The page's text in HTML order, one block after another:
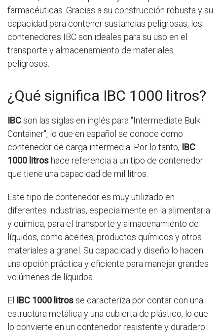
farmacéuticas. Gracias a su construcción robusta y su
capacidad para contener sustancias peligrosas, los
contenedores IBC son ideales para su uso en el
transporte y almacenamiento de materiales
peligrosos.
¿Qué significa IBC 1000 litros?
IBCson las siglas en inglés para "Intermediate Bulk
Container", lo que en español se conoce como
contenedor de carga intermedia. Por lo tanto, IBC
1000 litros hace referencia a un tipo de contenedor
que tiene una capacidad de mil litros.
Este tipo de contenedor es muy utilizado en
diferentes industrias, especialmente en la alimentaria
y química, para el transporte y almacenamiento de
líquidos, como aceites, productos químicos y otros
materiales a granel. Su capacidad y diseño lo hacen
una opción práctica y eficiente para manejar grandes
volúmenes de líquidos.
El IBC 1000 litrosse caracteriza por contar con una
estructura metálica y una cubierta de plástico, lo que
lo convierte en un contenedor resistente y duradero.